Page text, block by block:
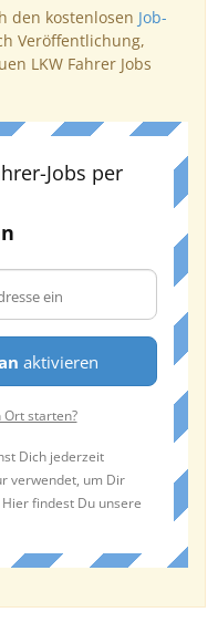
den kostenlosen Job-
Veröffentlichung,
LKW Fahrer Jobs
Jobs per
aktivieren
Ort starten?
Dich jederzeit
verwendet, um Dir
findest Du unsere